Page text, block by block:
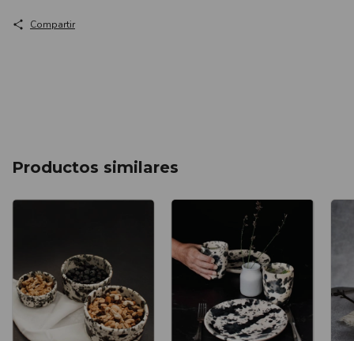
Compartir
Productos similares